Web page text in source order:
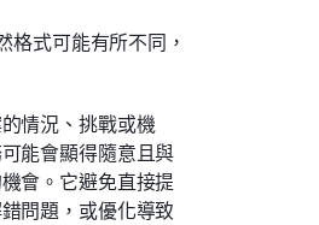
式可能有所不同，
情況、挑戰或機
能會顯得隨意且與
會。它避免直接提
問題，或優化導致